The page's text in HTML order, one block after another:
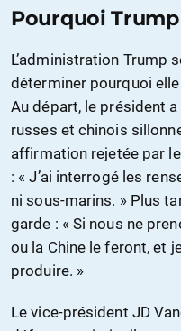
Pourquoi
L’administration Trump
déterminer pourquoi
Au départ, le président
russes et chinois
affirmation rejetée par
: « J’ai interrogé les
ni sous-marins. » Plus
garde : « Si nous ne
ou la Chine le feront, et
produire. »
Le vice-président JD